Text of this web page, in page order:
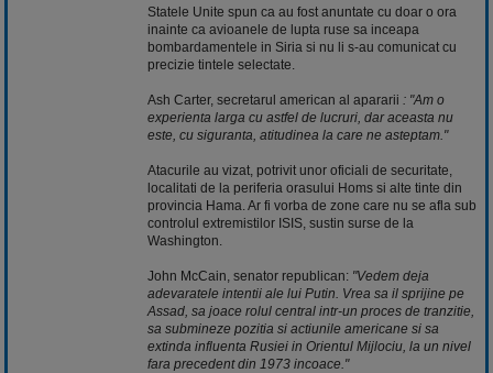
Statele Unite spun ca au fost anuntate cu doar o ora
inainte ca avioanele de lupta ruse sa inceapa
bombardamentele in Siria si nu li s-au comunicat cu
precizie tintele selectate.
Ash Carter, secretarul american al apararii : "Am o
experienta larga cu astfel de lucruri, dar aceasta nu
este, cu siguranta, atitudinea la care ne asteptam."
Atacurile au vizat, potrivit unor oficiali de securitate,
localitati de la periferia orasului Homs si alte tinte din
provincia Hama. Ar fi vorba de zone care nu se afla sub
controlul extremistilor ISIS, sustin surse de la
Washington.
John McCain, senator republican: "Vedem deja
adevaratele intentii ale lui Putin. Vrea sa il sprijine pe
Assad, sa joace rolul central intr-un proces de tranzitie,
sa submineze pozitia si actiunile americane si sa
extinda influenta Rusiei in Orientul Mijlociu, la un nivel
fara precedent din 1973 incoace."